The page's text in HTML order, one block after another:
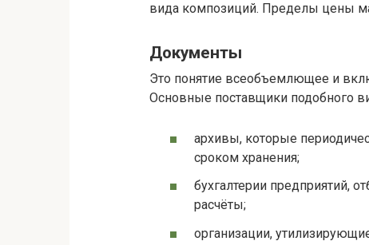
вида композиций. Пределы цены
Документы
Это понятие всеобъемлющее и
Основные поставщики подобного
архивы, которые
сроком хранения;
бухгалтерии предприятий,
расчёты;
организации,